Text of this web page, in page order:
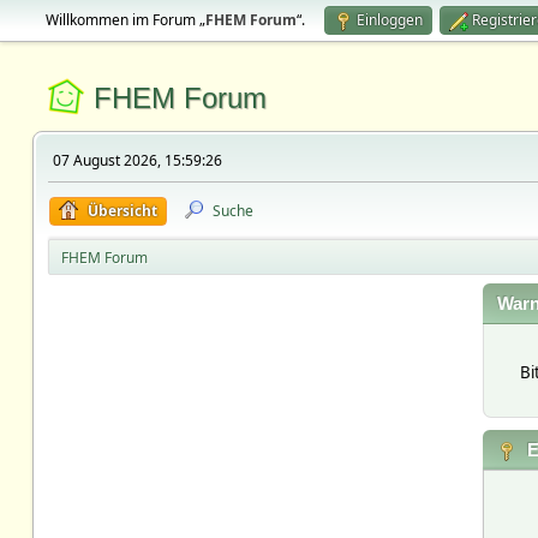
Willkommen im Forum „FHEM Forum“. Einloggen
FHEM Forum
07 August 2026, 15:59:26
Übersicht Suche
FHEM Forum